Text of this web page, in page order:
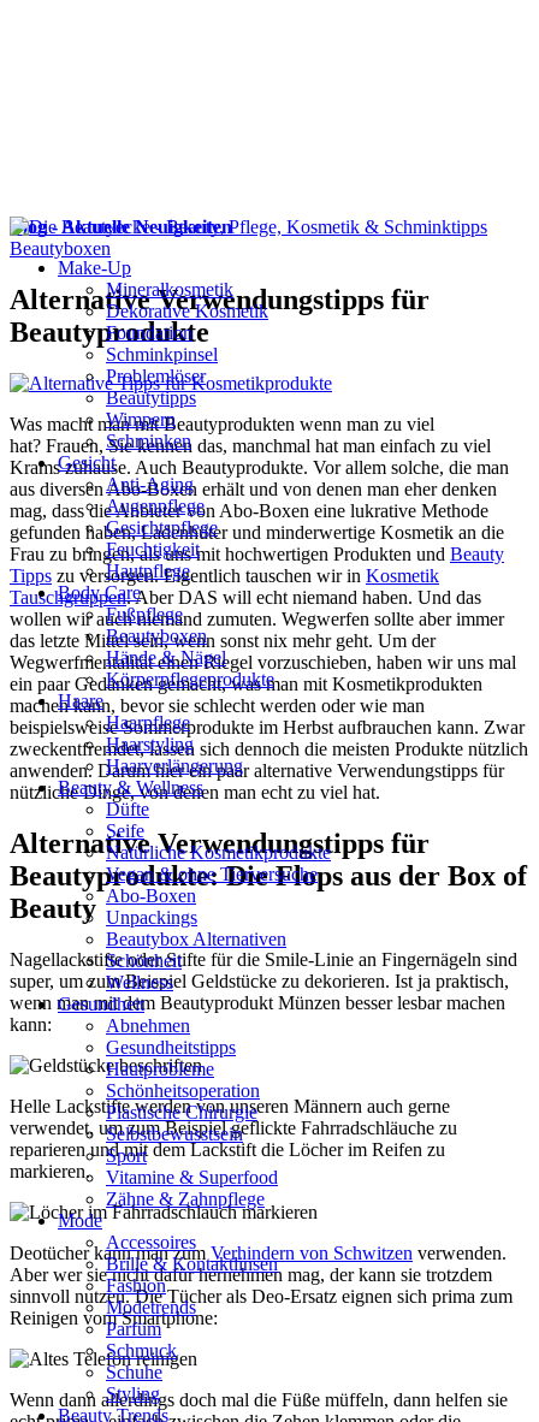
Make-Up
Mineralkosmetik
Dekorative Kosmetik
Foundation
Schminkpinsel
Problemlöser
Beautytipps
Wimpern
Schminken
Gesicht
Anti-Aging
Augenpflege
Gesichtspflege
Feuchtigkeit
Hautpflege
Body Care
Fußpflege
Beautyboxen
Hände & Nägel
Körperpflegeprodukte
Haare
Haarpflege
Haarstyling
Haarverlängerung
Beauty & Wellness
Düfte
Seife
Natürliche Kosmetikprodukte
Vegan & ohne Tierversuche
Abo-Boxen
Unpackings
Beautybox Alternativen
Schönheit
Wellness
Gesundheit
Abnehmen
Gesundheitstipps
Hautprobleme
Schönheitsoperation
Plastische Chirurgie
Selbstbewusstsein
Sport
Vitamine & Superfood
Zähne & Zahnpflege
Mode
Accessoires
Brille & Kontaktlinsen
Fashion
Modetrends
Parfüm
Schmuck
Schuhe
Styling
Beauty Trends
Blog - Aktuelle Neuigkeiten
Beautyboxen
Alternative Verwendungstipps für
Beautyprodukte
Was macht man mit Beautyprodukten wenn man zu viel
hat? Frauen, Sie kennen das, manchmal hat man einfach zu viel
Krams zuhause. Auch Beautyprodukte. Vor allem solche, die man
aus diversen Abo-Boxen erhält und von denen man eher denken
mag, dass die Anbieter von Abo-Boxen eine lukrative Methode
gefunden haben, Ladenhüter und minderwertige Kosmetik an die
Frau zu bringen, als uns mit hochwertigen Produkten und Beauty
Tipps zu versorgen. Eigentlich tauschen wir in Kosmetik
Tauschgruppen. Aber DAS will echt niemand haben. Und das
wollen wir auch niemand zumuten. Wegwerfen sollte aber immer
das letzte Mittel sein, wenn sonst nix mehr geht. Um der
Wegwerfmentalität einen Riegel vorzuschieben, haben wir uns mal
ein paar Gedanken gemacht, was man mit Kosmetikprodukten
machen kann, bevor sie schlecht werden oder wie man
beispielsweise Sommerprodukte im Herbst aufbrauchen kann. Zwar
zweckentfremdet, lassen sich dennoch die meisten Produkte nützlich
anwenden. Darum hier ein paar alternative Verwendungstipps für
nützliche Dinge, von denen man echt zu viel hat.
Alternative Verwendungstipps für
Beautyprodukte: Die Flops aus der Box of
Beauty
Nagellackstifte oder Stifte für die Smile-Linie an Fingernägeln sind
super, um zum Beispiel Geldstücke zu dekorieren. Ist ja praktisch,
wenn man mit dem Beautyprodukt Münzen besser lesbar machen
kann:
Helle Lackstifte werden von unseren Männern auch gerne
verwendet, um zum Beispiel geflickte Fahrradschläuche zu
reparieren und mit dem Lackstift die Löcher im Reifen zu
markieren.
Deotücher kann man zum Verhindern von Schwitzen verwenden.
Aber wer sie nicht dafür hernehmen mag, der kann sie trotzdem
sinnvoll nutzen. Die Tücher als Deo-Ersatz eignen sich prima zum
Reinigen vom Smartphone:
Wenn dann allerdings doch mal die Füße müffeln, dann helfen sie